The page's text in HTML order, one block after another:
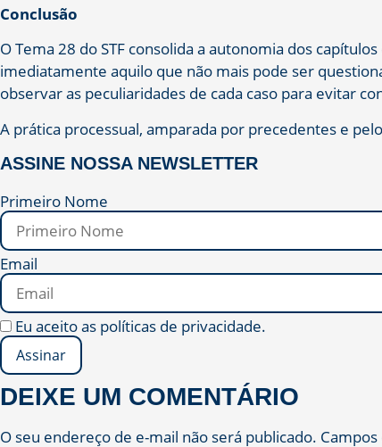
Conclusão
O Tema 28 do STF consolida a autonomia dos
imediatamente aquilo que não mais pode ser
observar as peculiaridades de cada caso para evitar
A prática processual, amparada por precedentes e
ASSINE NOSSA NEWSLETTER
Primeiro Nome
Email
Eu aceito as políticas de privacidade.
DEIXE UM COMENTÁRIO
O seu endereço de e-mail não será publicado.